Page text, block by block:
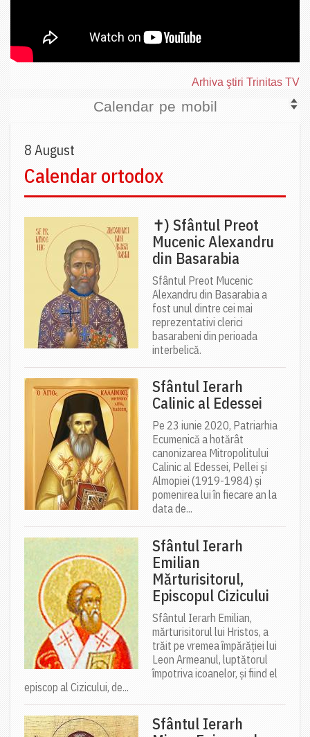
Arhiva ştiri Trinitas TV
Calendar pe mobil
8 August
Calendar ortodox
✝) Sfântul Preot
Mucenic Alexandru
din Basarabia
Sfântul Preot Mucenic
Alexandru din Basarabia a
fost unul dintre cei mai
reprezentativi clerici
basarabeni din perioada
interbelică.
Sfântul Ierarh
Calinic al Edessei
Pe 23 iunie 2020, Patriarhia
Ecumenică a hotărât
canonizarea Mitropolitului
Calinic al Edessei, Pellei și
Almopiei (1919-1984) și
pomenirea lui în fiecare an la
data de...
Sfântul Ierarh
Emilian
Mărturisitorul,
Episcopul Cizicului
Sfântul Ierarh Emilian,
mărturisitorul lui Hristos, a
trăit pe vremea împărăției lui
Leon Armeanul, luptătorul
împotriva icoanelor, și fiind el
episcop al Cizicului, de...
Sfântul Ierarh